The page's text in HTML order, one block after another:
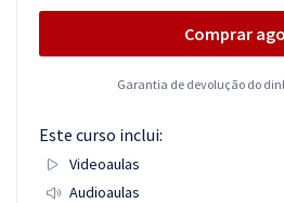
Comprar
Garantia de devolução do
Este curso inclui:
Videoaulas
Audioaulas